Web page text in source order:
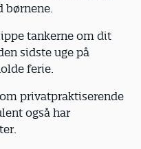
børnene.
tankerne om dit
sidste uge på
ferie.
privatpraktiserende
også har